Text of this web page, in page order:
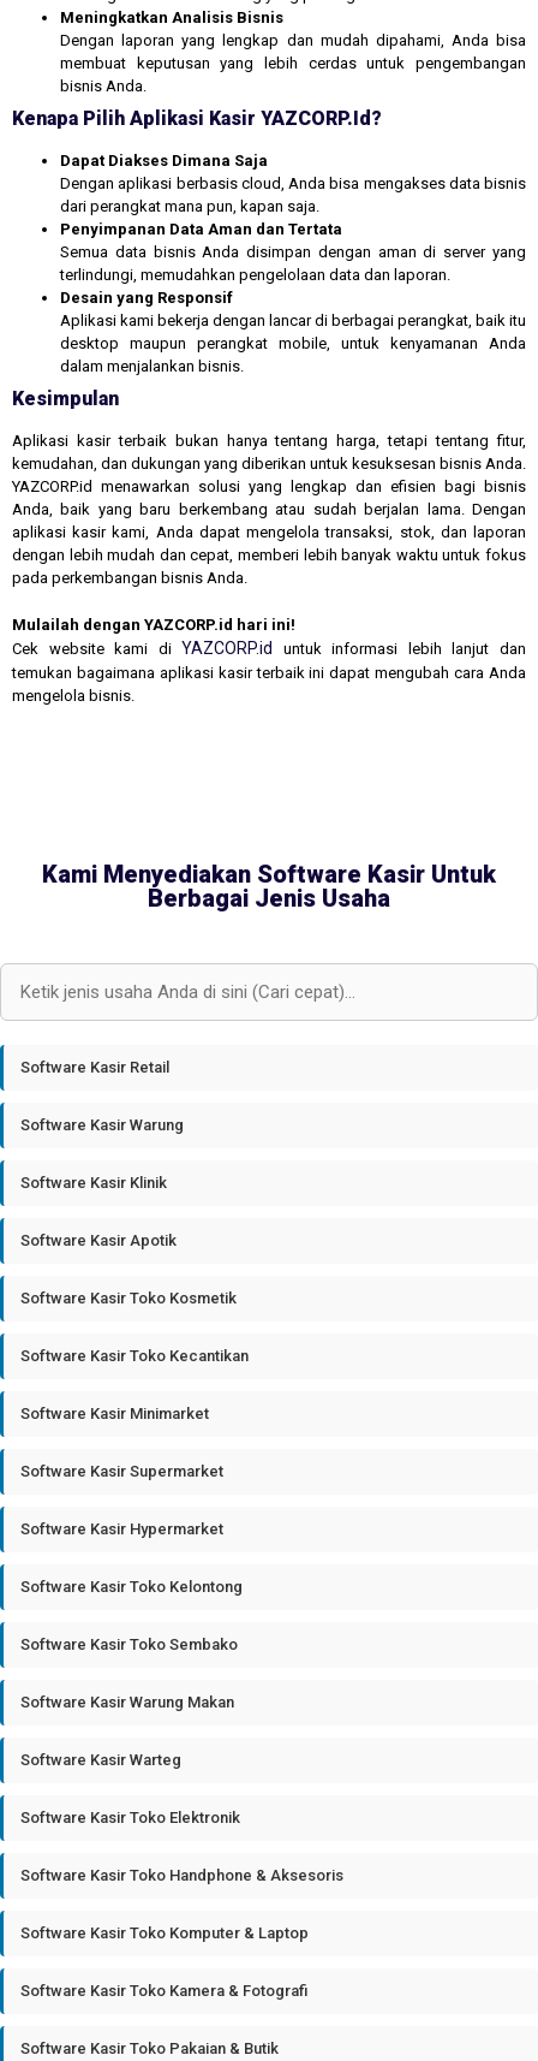
Meningkatkan Analisis Bisnis
Dengan laporan yang lengkap dan mudah dipahami, Anda bisa
membuat keputusan yang lebih cerdas untuk pengembangan
bisnis Anda.
Kenapa Pilih Aplikasi Kasir YAZCORP.id?
Dapat Diakses Dimana Saja
Dengan aplikasi berbasis cloud, Anda bisa mengakses data bisnis
dari perangkat mana pun, kapan saja.
Penyimpanan Data Aman dan Tertata
Semua data bisnis Anda disimpan dengan aman di server yang
terlindungi, memudahkan pengelolaan data dan laporan.
Desain yang Responsif
Aplikasi kami bekerja dengan lancar di berbagai perangkat, baik itu
desktop maupun perangkat mobile, untuk kenyamanan Anda
dalam menjalankan bisnis.
Kesimpulan
Aplikasi kasir terbaik bukan hanya tentang harga, tetapi tentang fitur,
kemudahan, dan dukungan yang diberikan untuk kesuksesan bisnis Anda.
YAZCORP.id menawarkan solusi yang lengkap dan efisien bagi bisnis
Anda, baik yang baru berkembang atau sudah berjalan lama. Dengan
aplikasi kasir kami, Anda dapat mengelola transaksi, stok, dan laporan
dengan lebih mudah dan cepat, memberi lebih banyak waktu untuk fokus
pada perkembangan bisnis Anda.
Mulailah dengan YAZCORP.id hari ini!
Cek website kami di YAZCORP.id
untuk informasi lebih lanjut dan
temukan bagaimana aplikasi kasir terbaik ini dapat mengubah cara Anda
mengelola bisnis.
Kami Menyediakan Software Kasir Untuk
Berbagai Jenis Usaha
Software Kasir Retail
Software Kasir Warung
Software Kasir Klinik
Software Kasir Apotik
Software Kasir Toko Kosmetik
Software Kasir Toko Kecantikan
Software Kasir Minimarket
Software Kasir Supermarket
Software Kasir Hypermarket
Software Kasir Toko Kelontong
Software Kasir Toko Sembako
Software Kasir Warung Makan
Software Kasir Warteg
Software Kasir Toko Elektronik
Software Kasir Toko Handphone & Aksesoris
Software Kasir Toko Komputer & Laptop
Software Kasir Toko Kamera & Fotografi
Software Kasir Toko Pakaian & Butik